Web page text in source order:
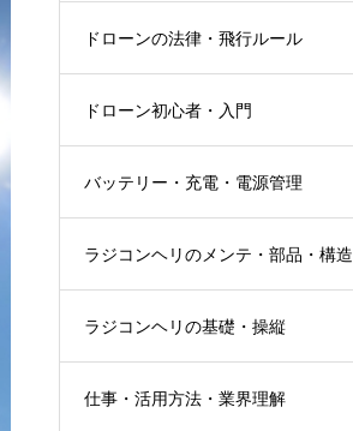
ドローンの法律・飛行ルール
ドローン初心者・入門
バッテリー・充電・電源管理
ラジコンヘリのメンテ・部品・構造
ラジコンヘリの基礎・操縦
仕事・活用方法・業界理解